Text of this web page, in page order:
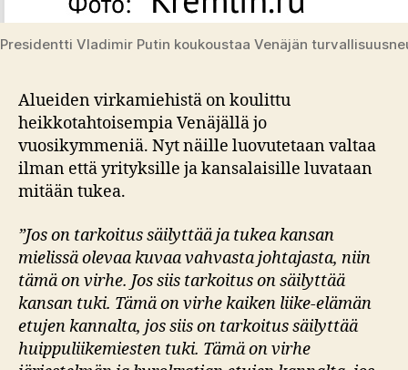
Presidentti Vladimir Putin koukoustaa Venäjän
Alueiden virkamiehistä on koulittu
heikkotahtoisempia Venäjällä jo
vuosikymmeniä. Nyt näille luovutetaan valtaa
ilman että yrityksille ja kansalaisille luvataan
mitään tukea.
”Jos on tarkoitus säilyttää ja tukea kansan
mielissä olevaa kuvaa vahvasta johtajasta, niin
tämä on virhe. Jos siis tarkoitus on säilyttää
kansan tuki. Tämä on virhe kaiken liike-elämän
etujen kannalta, jos siis on tarkoitus säilyttää
huippuliikemiesten tuki. Tämä on virhe